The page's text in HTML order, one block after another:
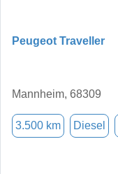
Peugeot Traveller
Mannheim, 68309
3.500 km Diesel